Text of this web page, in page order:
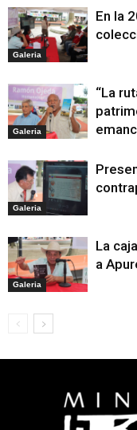
Galeria
En la
Galeria
“La
Galeria
Galeria
La
a